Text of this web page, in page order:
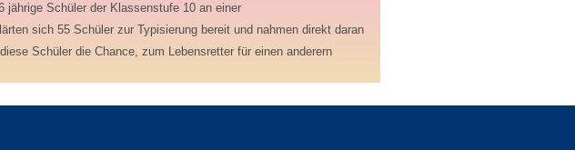
Schüler der Klassenstufe 10 an einer
sich 55 Schüler zur Typisierung bereit und nahmen direkt daran
Schüler die Chance, zum Lebensretter für einen anderern